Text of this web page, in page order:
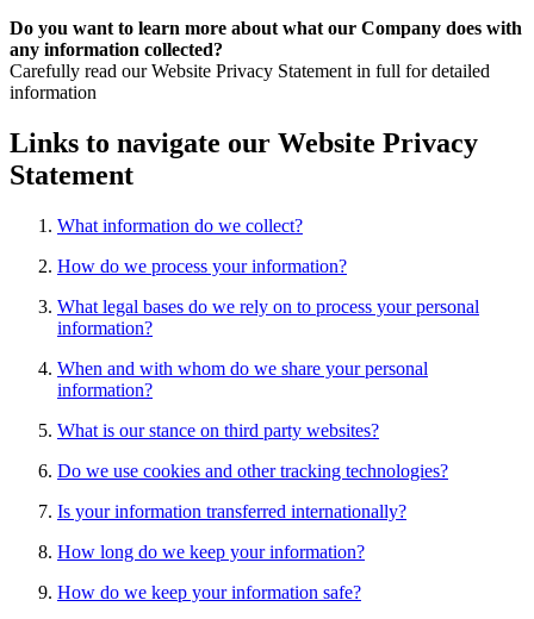
Do you want to learn more about what our Company does with
any information collected?
Carefully read our Website Privacy Statement in full for detailed
information
Links to navigate our Website Privacy
Statement
What information do we collect?
How do we process your information?
What legal bases do we rely on to process your personal
information?
When and with whom do we share your personal
information?
What is our stance on third party websites?
Do we use cookies and other tracking technologies?
Is your information transferred internationally?
How long do we keep your information?
How do we keep your information safe?